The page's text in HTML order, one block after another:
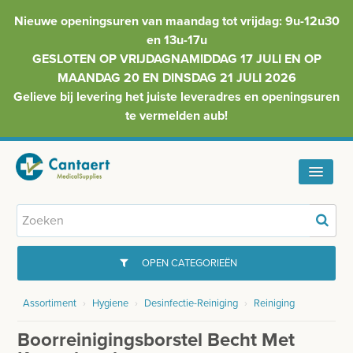
Nieuwe openingsuren van maandag tot vrijdag: 9u-12u30
en 13u-17u
GESLOTEN OP VRIJDAGNAMIDDAG 17 JULI EN OP
MAANDAG 20 EN DINSDAG 21 JULI 2026
Gelieve bij levering het juiste leveradres en openingsuren
te vermelden aub!
HOME
OPEN CATEGORIEËN
GYNAECOLOGIE
INJECTIEMATERIAAL
Assortiment › Hygiene › Desinfectie-Reiniging › Reiniging
Boorreinigingsborstel Becht Met